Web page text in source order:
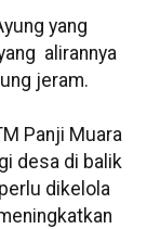
yang
alirannya
jeram.
Panji Muara
desa di balik
dikelola